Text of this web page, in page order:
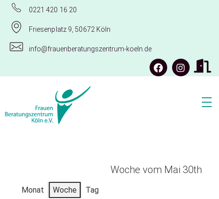
0221 420 16 20
Friesenplatz 9, 50672 Köln
info@frauenberatungszentrum-koeln.de
Woche vom Mai 30th
Monat Woche
Tag